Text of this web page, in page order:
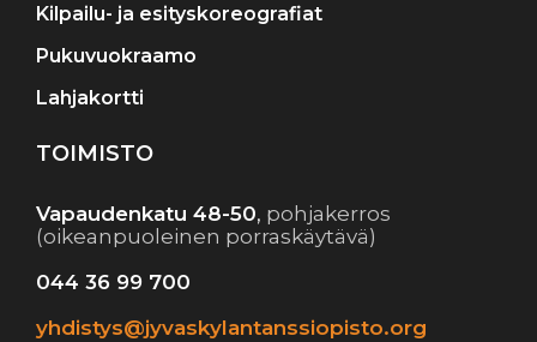
Kilpailu- ja esityskoreografiat
Pukuvuokraamo
Lahjakortti
TOIMISTO
Vapaudenkatu 48-50, pohjakerros
(oikeanpuoleinen porraskäytävä)
044 36 99 700
yhdistys@jyvaskylantanssiopisto.org